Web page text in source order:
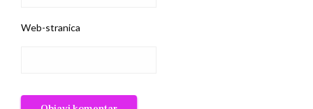
Web-stranica